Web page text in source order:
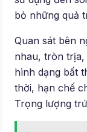
bỏ những quả
Quan sát bên
nhau, tròn
hình dạng bất
thời, hạn chế
Trọng lượng